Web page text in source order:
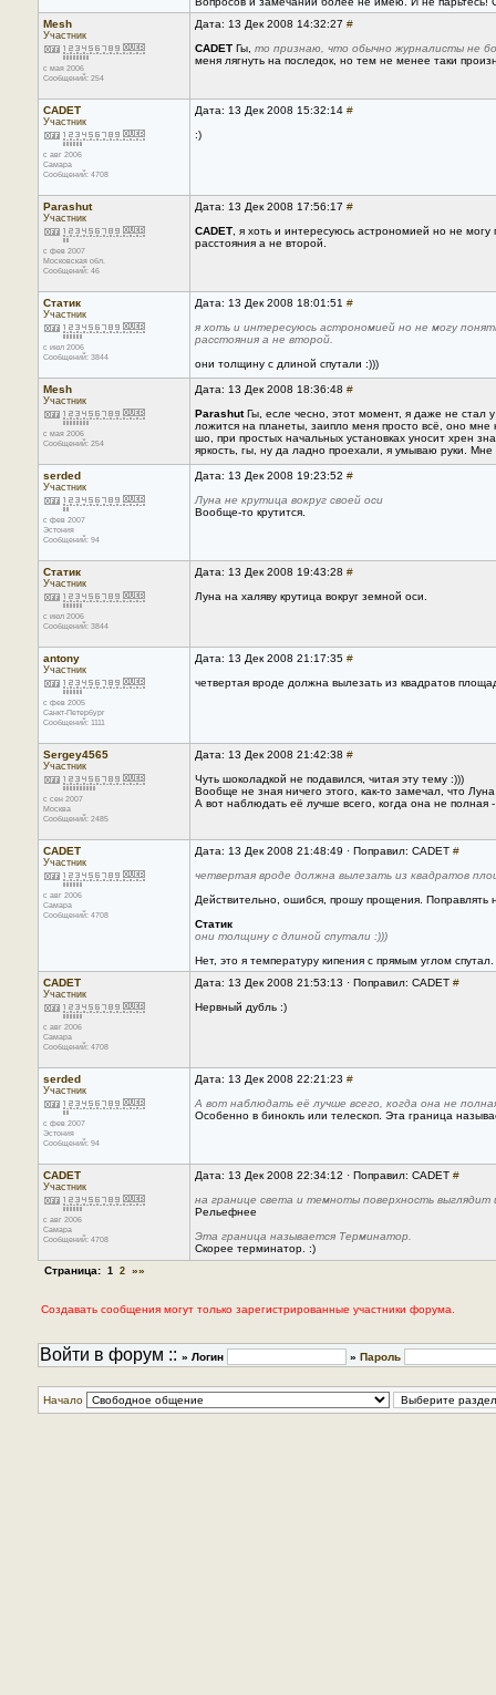
Mesh
Участник
с мая 2006
Сообщений: 254
Дата: 13 Дек 2008 14:32:27 #
CADET Гы, то признаю, что обычно журналисты не
меня лягнуть на последок, но тем не менее таки
CADET
Участник
с авг 2006
Самара
Сообщений: 4708
Дата: 13 Дек 2008 15:32:14 #
:)
Parashut
Участник
с фев 2007
Московская обл.
Сообщений: 46
Дата: 13 Дек 2008 17:56:17 #
CADET , я хоть и интересуюсь астрономией но не
расстояния а не второй.
Статик
Участник
с июл 2006
Сообщений: 3844
Дата: 13 Дек 2008 18:01:51 #
я хоть и интересуюсь астрономией но не могу
расстояния а не второй.
они толщину с длиной спутали :)))
Mesh
Участник
с мая 2006
Сообщений: 254
Дата: 13 Дек 2008 18:36:48 #
ParashutГы, есле чесно, этот момент, я даже не стал у
ложится на планеты, заипло меня просто всё, оно
шо, при простых начальных установках уносит хрен
яркость, гы, ну да ладно проехали, я умываю руки.
serded
Участник
с фев 2007
Эстония
Сообщений: 94
Дата: 13 Дек 2008 19:23:52 #
Луна не крутица вокруг своей оси
Вообще-то крутится.
Статик
Участник
с июл 2006
Сообщений: 3844
Дата: 13 Дек 2008 19:43:28 #
Луна на халяву крутица вокруг земной оси.
antony
Участник
с фев 2005
Санкт-Петербург
Сообщений: 1111
Дата: 13 Дек 2008 21:17:35 #
четвертая вроде должна вылезать из квадратов
Sergey4565
Участник
с сен 2007
Москва
Сообщений: 2485
Дата: 13 Дек 2008 21:42:38 #
Чуть шоколадкой не подавился, читая эту тему :)))
Вообще не зная ничего этого, как-то замечал, что
А вот наблюдать её лучше всего, когда она не полная
CADET
Участник
с авг 2006
Самара
Сообщений: 4708
Дата: 13 Дек 2008 21:48:49 · Поправил: CADET #
четвертая вроде должна вылезать из квадратов
Действительно, ошибся, прошу прощения. Поправлять
Статик
они толщину с длиной спутали :)))
Нет, это я температуру кипения с прямым углом спутал.
CADET
Участник
с авг 2006
Самара
Сообщений: 4708
Дата: 13 Дек 2008 21:53:13 · Поправил: CADET #
Нервный дубль :)
serded
Участник
с фев 2007
Эстония
Сообщений: 94
Дата: 13 Дек 2008 22:21:23 #
А вот наблюдать её лучше всего, когда она не
Особенно в бинокль или телескоп. Эта граница
CADET
Участник
с авг 2006
Самара
Сообщений: 4708
Дата: 13 Дек 2008 22:34:12 · Поправил: CADET #
на границе света и темноты поверхность выглядит
Рельефнее
Эта граница называется Терминатор.
Скорее терминатор. :)
Страница: 1 2 »»
Создавать сообщения могут только зарегистрированные участники форума.
Войти в форум :: » Логин » Пароль
Начало